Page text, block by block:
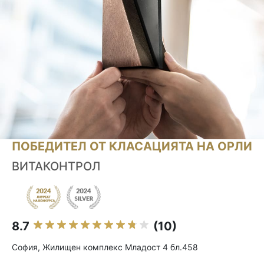
ПОБЕДИТЕЛ ОТ КЛАСАЦИЯТА НА ОРЛИ
ВИТАКОНТРОЛ
8.7 (10)
София, Жилищен комплекс Младост 4 бл.458